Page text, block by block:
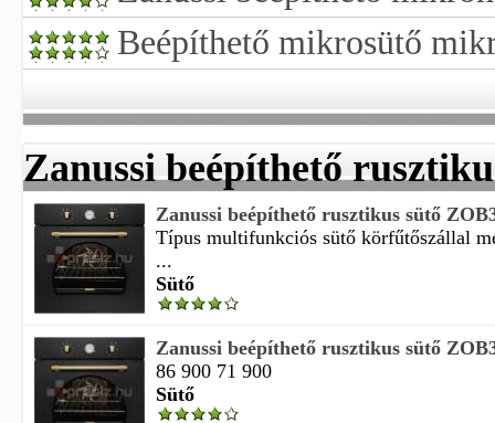
Beépíthető mikrosütő
Zanussi beépíthető
Zanussi beépíthető rusztikus sütő
Típus multifunkciós sütő körfűtőszállal
...
Sütő
Zanussi beépíthető rusztikus sütő
86 900 71 900
Sütő